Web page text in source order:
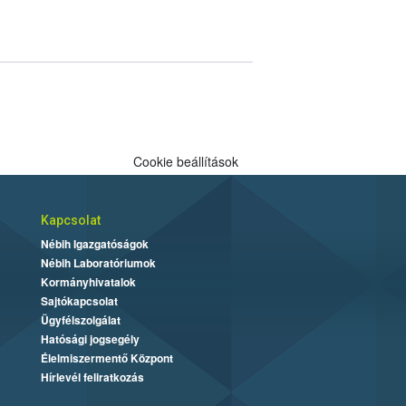
Cookie beállítások
Kapcsolat
Nébih Igazgatóságok
Nébih Laboratóriumok
Kormányhivatalok
Sajtókapcsolat
Ügyfélszolgálat
Hatósági jogsegély
Élelmiszermentő Központ
Hírlevél feliratkozás